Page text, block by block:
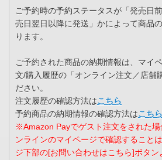
ご予約時の予約ステータスが「発売日
売日翌日以降に発送」かによって商品
ります。
ご予約された商品の納期情報は、マイ
文/購入履歴の「オンライン注文／店舗
ださい。
注文履歴の確認方法はこちら
予約商品の納期情報の確認方法はこちら
※Amazon Payでゲスト注文をされた
ンラインのマイページで確認すること
ジ下部の[お問い合わせはこちら]ボタ